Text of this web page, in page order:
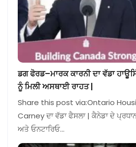
ਡਗ ਫੋਰਡ–ਮਾਰਕ ਕਾਰਨੀ ਦਾ ਵੱਡਾ
ਨੂੰ ਮਿਲੀ ਅਸਥਾਈ ਰਾਹਤ |
Share this post via:Ontario
Carney ਦਾ ਵੱਡਾ ਫੈਸਲਾ | ਕੈਨੇਡਾ ਦੇ
ਅਤੇ ਓਨਟਾਰਿਓ…